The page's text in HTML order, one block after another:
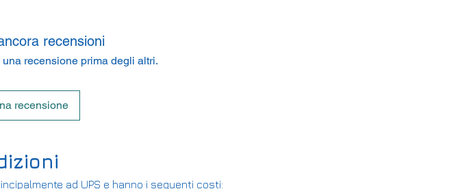
recensioni
recensione prima degli altri.
recensione
ad UPS e hanno i seguenti costi: